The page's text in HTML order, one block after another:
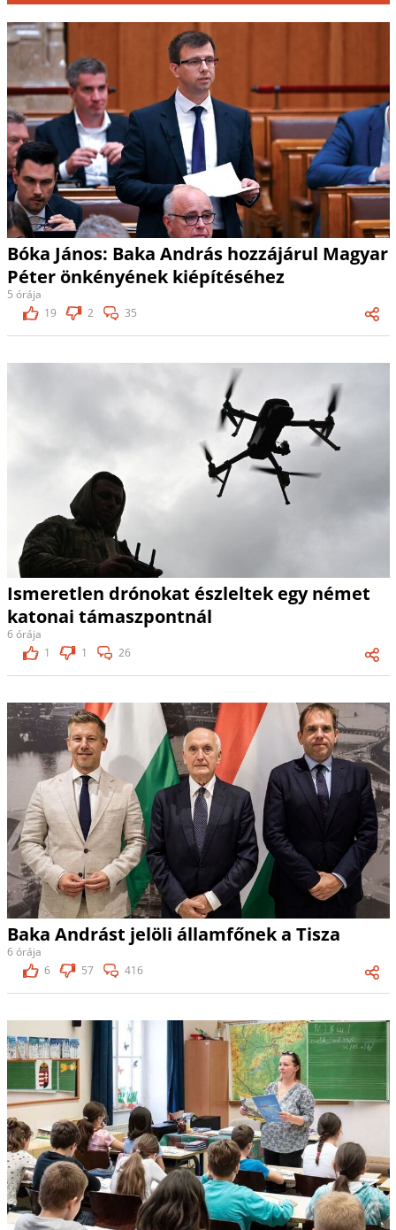
Bóka János: Baka András hozzájárul Magyar
Péter önkényének kiépítéséhez
5 órája
19
2 35
Ismeretlen drónokat észleltek egy német
katonai támaszpontnál
6 órája
1
1 26
Baka Andrást jelöli államfőnek a Tisza
6 órája
6
57 416